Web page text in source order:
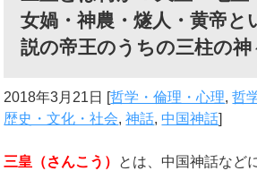
女媧・神農・燧人・黄帝と
説の帝王のうちの三柱の神
2018年3月21日 [哲学・倫理・心理,哲
歴史・文化・社会,神話, 中国神話]
三皇（さんこう） とは、中国神話など